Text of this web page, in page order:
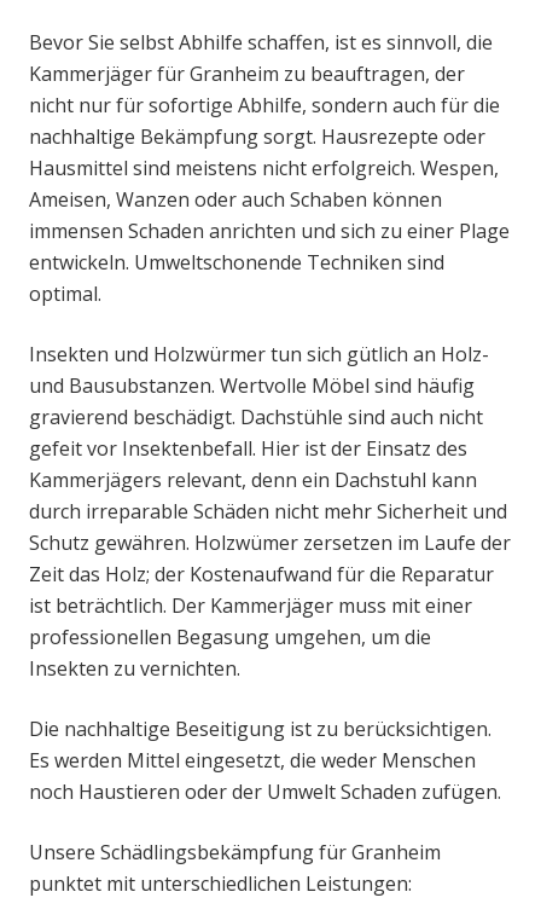
Bevor Sie selbst Abhilfe schaffen, ist es sinnvoll, die
Kammerjäger für Granheim zu beauftragen, der
nicht nur für sofortige Abhilfe, sondern auch für die
nachhaltige Bekämpfung sorgt. Hausrezepte oder
Hausmittel sind meistens nicht erfolgreich. Wespen,
Ameisen, Wanzen oder auch Schaben können
immensen Schaden anrichten und sich zu einer Plage
entwickeln. Umweltschonende Techniken sind
optimal.
Insekten und Holzwürmer tun sich gütlich an Holz-
und Bausubstanzen. Wertvolle Möbel sind häufig
gravierend beschädigt. Dachstühle sind auch nicht
gefeit vor Insektenbefall. Hier ist der Einsatz des
Kammerjägers relevant, denn ein Dachstuhl kann
durch irreparable Schäden nicht mehr Sicherheit und
Schutz gewähren. Holzwümer zersetzen im Laufe der
Zeit das Holz; der Kostenaufwand für die Reparatur
ist beträchtlich. Der Kammerjäger muss mit einer
professionellen Begasung umgehen, um die
Insekten zu vernichten.
Die nachhaltige Beseitigung ist zu berücksichtigen.
Es werden Mittel eingesetzt, die weder Menschen
noch Haustieren oder der Umwelt Schaden zufügen.
Unsere Schädlingsbekämpfung für Granheim
punktet mit unterschiedlichen Leistungen: